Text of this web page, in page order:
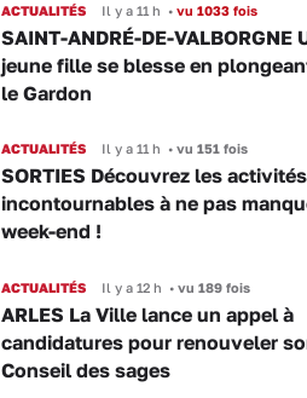
ACTUALITÉS Il y a 11 h •vu 1033 fois
SAINT-ANDRÉ-DE-VALBORGNE
jeune fille se blesse en
le Gardon
ACTUALITÉS Il y a 11 h •vu 151 fois
SORTIES Découvrez les activités
incontournables à ne pas
week-end !
ACTUALITÉS Il y a 12 h •vu 189 fois
ARLES La Ville lance un appel à
candidatures pour renouveler
Conseil des sages